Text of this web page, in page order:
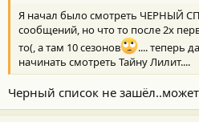
Я начал было смотреть ЧЕРНЫЙ
сообщений, но что то после 2х
то(, а там 10 сезонов
.... теперь
начинать смотреть Тайну Лилит....
Черный список не